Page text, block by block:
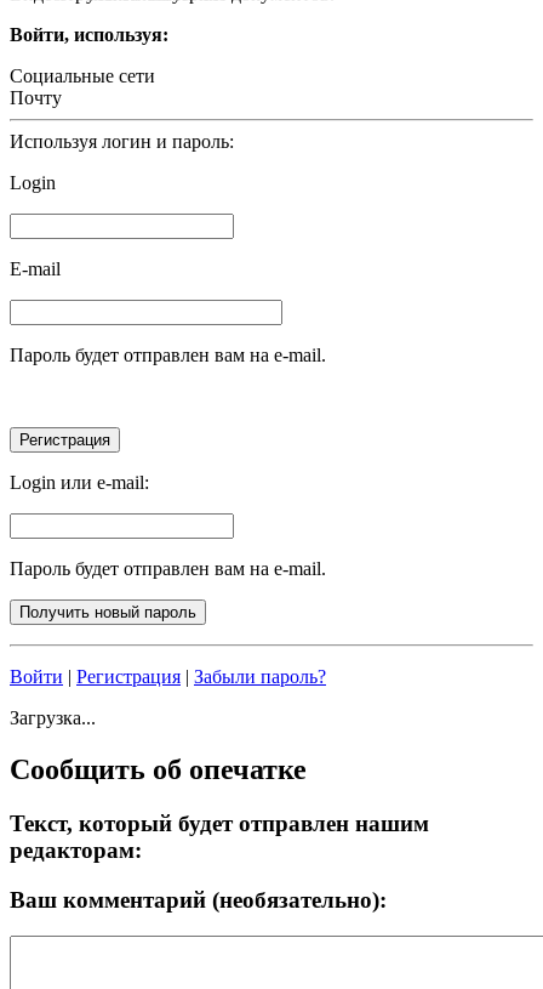
Войти, используя:
Социальные сети
Почту
Используя логин и пароль:
Login
E-mail
Пароль будет отправлен вам на e-mail.
Login или e-mail:
Пароль будет отправлен вам на e-mail.
Войти | Регистрация | Забыли пароль?
Загрузка...
Сообщить об опечатке
Текст, который будет отправлен нашим
редакторам:
Ваш комментарий (необязательно):